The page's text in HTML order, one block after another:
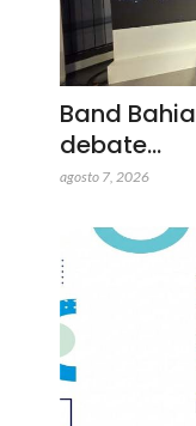
Band
debate…
agosto 7, 2026